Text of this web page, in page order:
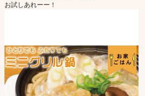
お試しあれーー！